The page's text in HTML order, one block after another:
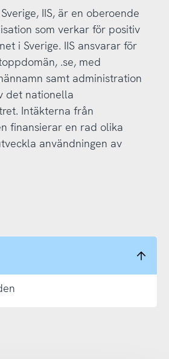
IIS, är en oberoende
som verkar för positiv
i Sverige. IIS ansvarar för
.se, med
samt administration
det nationella
Intäkterna från
finansierar en rad olika
användningen av